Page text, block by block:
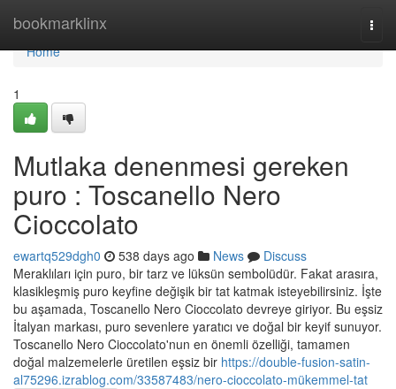
bookmarklinx
Home
Home
1
Mutlaka denenmesi gereken
puro : Toscanello Nero
Cioccolato
ewartq529dgh0 538 days ago News
Discuss
Meraklıları için puro, bir tarz ve lüksün sembolüdür. Fakat arasıra,
klasikleşmiş puro keyfine değişik bir tat katmak isteyebilirsiniz. İşte
bu aşamada, Toscanello Nero Cioccolato devreye giriyor. Bu eşsiz
İtalyan markası, puro sevenlere yaratıcı ve doğal bir keyif sunuyor.
Toscanello Nero Cioccolato'nun en önemli özelliği, tamamen
doğal malzemelerle üretilen eşsiz bir https://double-fusion-satin-
al75296.izrablog.com/33587483/nero-cioccolato-mükemmel-tat